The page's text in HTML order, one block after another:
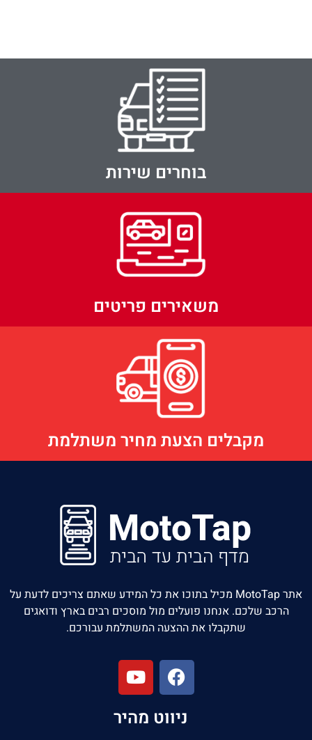
בוחרים שירות
משאירים פריטים
מקבלים הצעת מחיר משתלמת
אתר MotoTap מכיל בתוכו את כל המידע שאתם צריכים לדעת על
הרכב שלכם. אנחנו פועלים מול מוסכים רבים בארץ ודואגים
שתקבלו את ההצעה המשתלמת עבורכם.
ניווט מהיר